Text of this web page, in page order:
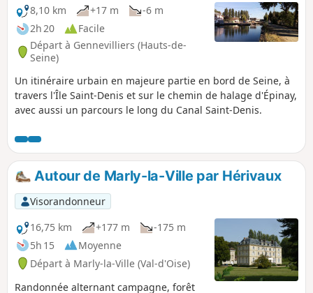
8,10 km
+17 m
-6 m
2h 20
Facile
Départ à Gennevilliers (Hauts-de-
Seine)
Un itinéraire urbain en majeure partie en bord de Seine, à
travers l'Île Saint-Denis et sur le chemin de halage d'Épinay,
avec aussi un parcours le long du Canal Saint-Denis.
Autour de Marly-la-Ville par Hérivaux
Visorandonneur
16,75 km
+177 m
-175 m
5h 15
Moyenne
Départ à Marly-la-Ville (Val-d'Oise)
Randonnée alternant campagne, forêt